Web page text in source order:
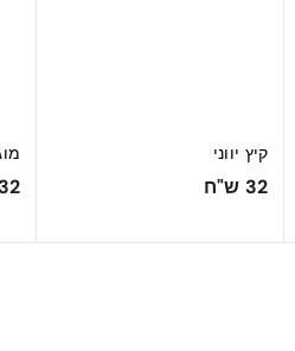
קיץ יווני
32 ש"ח
ש
32